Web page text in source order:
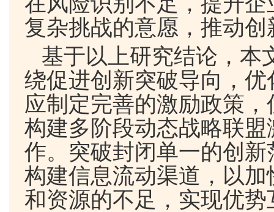
复杂挑战的意愿，推动
基于以上研究结论，本
绕促进创新突破导向，
应制定完善的激励政策
构建多阶段动态战略联
作。突破封闭单一的创
构建信息流动渠道，以
和资源的不足，实现优